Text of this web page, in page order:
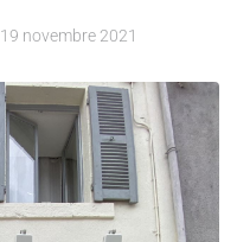
19 novembre 2021